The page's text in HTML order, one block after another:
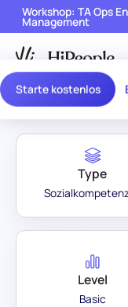
Starte kostenlos
Workshop: TA Ops
Management
Assessment Library
Type
Level
Basic